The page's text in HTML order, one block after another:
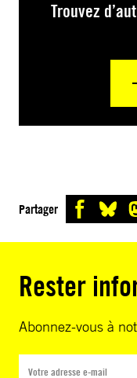
Trouvez
Partager
Rester
Abonnez-vous à